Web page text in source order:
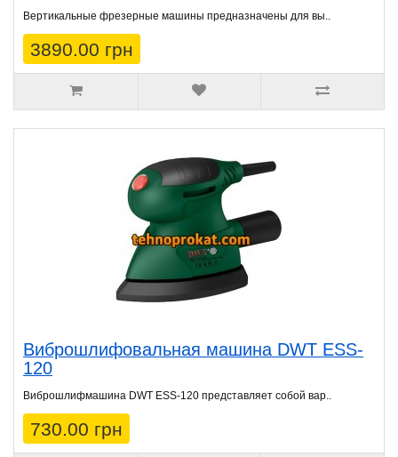
Вертикальные фрезерные машины предназначены для вы..
3890.00 грн
Виброшлифовальная машина DWT ESS-
120
Виброшлифмашина DWT ESS-120 представляет собой вар..
730.00 грн